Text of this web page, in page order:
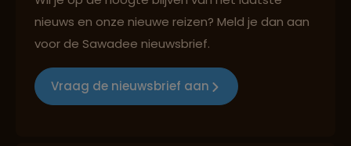
Reizen met oog voor mens, cultuur en milieu
nieuws en onze nieuwe reizen? Meld je dan aan
voor de Sawadee nieuwsbrief.
Vraag de nieuwsbrief aan